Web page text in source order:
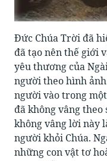
Đức Chúa Trời đã
đã tạo nên thế giới
yêu thương của
người theo hình
người vào trong
đã không vâng theo
không vâng lời này
người khỏi Chúa.
những con vật tơ